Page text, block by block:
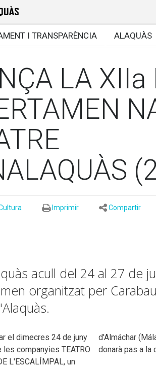
I TRANSPARÈNCIA ALAQUÀS
LA XIIa
Imprimir Compartir
acull del 24 al 27 de
organitzat per
el dimecres 24 de juny
les companyies TEATRO
L'ESCALÍMPAL, un
d'Almáchar
donarà pas a la